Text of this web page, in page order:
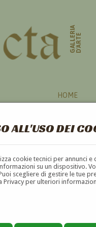
ALL'USO DEI
cookie tecnici per annunci
su un dispositivo.
scegliere di gestire le tue
Privacy per ulteriori
GALLERIAD'ARTE
HOME
A B C D E